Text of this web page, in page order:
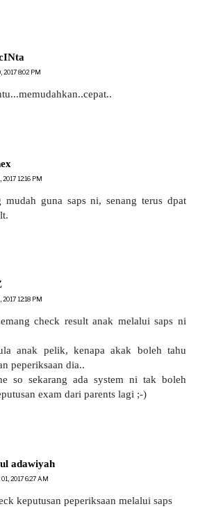
2017 8:02 PM
2017 12:16 PM
mudah guna saps ni, senang terus dpat
2017 12:18 PM
check result anak melalui saps ni
anak pelik, kenapa akak boleh tahu
peperiksaan dia..
so sekarang ada system ni tak boleh
exam dari parents lagi ;-)
adawiyah
2017 6:27 AM
keputusan peperiksaan melalui saps